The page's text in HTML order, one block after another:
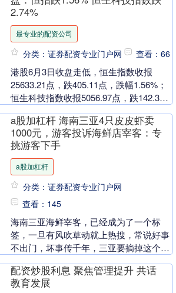
2.74%
最专业的配资公司
分类：证券配资专业门户网 查看：66
港股6月3日收盘走低，恒生指数收报
25633.21点，跌405.11点，跌幅1.56%；
恒生科技指数收报5056.97点，跌142.31
a股加杠杆 海南三亚4只皮皮虾卖
1000元，游客投诉海鲜店宰客：专
挑游客下手
a股加杠杆
分类：证券配资专业门户网
查看：145
海南三亚海鲜宰客，已经成为了一个标
签，一旦有风吹草动就上热搜，常说好事
不出门，坏事传千年，三亚要摘掉这个海
有游客投诉三亚海....
配资炒股利息 聚焦管理提升 共话
教育发展